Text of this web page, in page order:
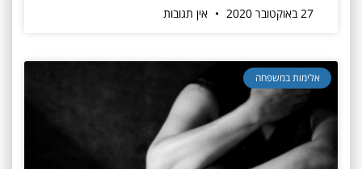
27 באוקטובר 2020 אין תגובות
אלימות במשפחה